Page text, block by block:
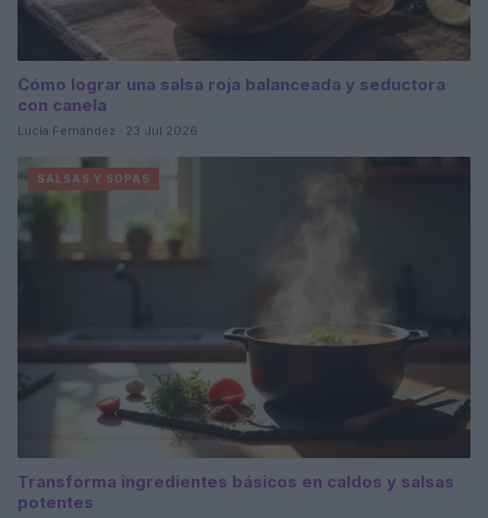
Cómo lograr una salsa roja balanceada y seductora
con canela
Lucía Fernández · 23 Jul 2026
SALSAS Y SOPAS
Transforma ingredientes básicos en caldos y salsas
potentes